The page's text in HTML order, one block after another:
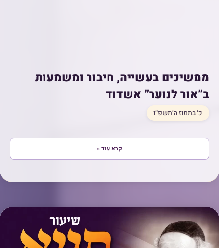
ממשיכים בעשייה, חיבור ומשמעות
ב”אור לנוער” אשדוד
כ׳ בתמוז ה׳תשפ״ו
קרא עוד »